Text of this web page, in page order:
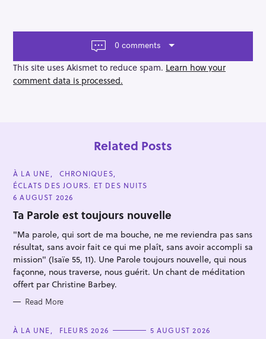
a
o
n
0 comments
This site uses Akismet to reduce spam. Learn how your
comment data is processed.
Related Posts
C
A
T
E
G
O
R
E
À LA UNE
CHRONIQUES
ÉCLATS DES JOURS. ET DES NUITS
6 AUGUST 2026
Ta Parole est toujours nouvelle
"Ma parole, qui sort de ma bouche, ne me reviendra pas sans
résultat, sans avoir fait ce qui me plaît, sans avoir accompli sa
mission" (Isaïe 55, 11). Une Parole toujours nouvelle, qui nous
façonne, nous traverse, nous guérit. Un chant de méditation
offert par Christine Barbey.
Read More
C
À LA UNE FLEURS 2026 5 AUGUST 2026